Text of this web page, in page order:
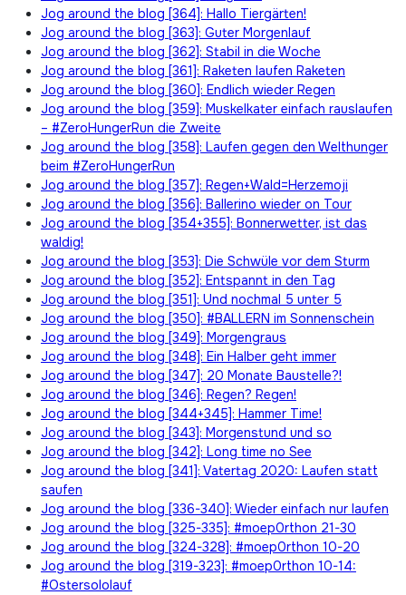
Jog around the blog [364]: Hallo Tiergärten!
Jog around the blog [363]: Guter Morgenlauf
Jog around the blog [362]: Stabil in die Woche
Jog around the blog [361]: Raketen laufen Raketen
Jog around the blog [360]: Endlich wieder Regen
Jog around the blog [359]: Muskelkater einfach rauslaufen
– #ZeroHungerRun die Zweite
Jog around the blog [358]: Laufen gegen den Welthunger
beim #ZeroHungerRun
Jog around the blog [357]: Regen+Wald=Herzemoji
Jog around the blog [356]: Ballerino wieder on Tour
Jog around the blog [354+355]: Bonnerwetter, ist das
waldig!
Jog around the blog [353]: Die Schwüle vor dem Sturm
Jog around the blog [352]: Entspannt in den Tag
Jog around the blog [351]: Und nochmal 5 unter 5
Jog around the blog [350]: #BALLERN im Sonnenschein
Jog around the blog [349]: Morgengraus
Jog around the blog [348]: Ein Halber geht immer
Jog around the blog [347]: 20 Monate Baustelle?!
Jog around the blog [346]: Regen? Regen!
Jog around the blog [344+345]: Hammer Time!
Jog around the blog [343]: Morgenstund und so
Jog around the blog [342]: Long time no See
Jog around the blog [341]: Vatertag 2020: Laufen statt
saufen
Jog around the blog [336-340]: Wieder einfach nur laufen
Jog around the blog [325-335]: #moep0rthon 21-30
Jog around the blog [324-328]: #moep0rthon 10-20
Jog around the blog [319-323]: #moep0rthon 10-14:
#Ostersololauf